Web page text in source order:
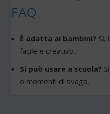
FAQ
È adatta ai bambini? Sì,
facile e creativo.
Si può usare a scuola?
o momenti di svago.